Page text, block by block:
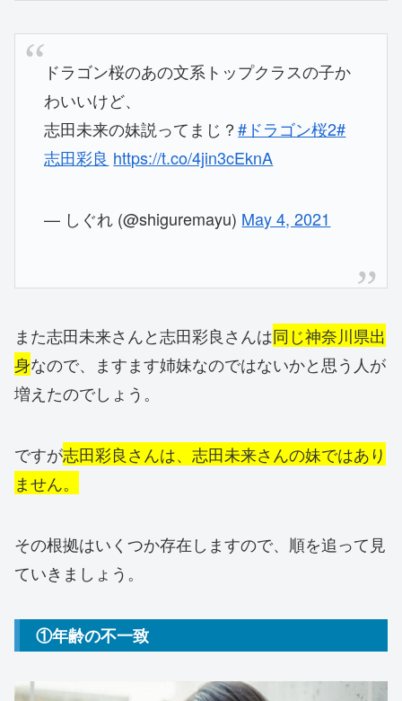
ドラゴン桜のあの文系トップクラスの子か
わいいけど、
志田未来の妹説ってまじ？#ドラゴン桜2#
志田彩良 https://t.co/4jin3cEknA
— しぐれ (@shiguremayu) May 4, 2021
また志田未来さんと志田彩良さんは同じ神奈川県出
身なので、ますます姉妹なのではないかと思う人が
増えたのでしょう。
ですが志田彩良さんは、志田未来さんの妹ではあり
ません。
その根拠はいくつか存在しますので、順を追って見
ていきましょう。
①年齢の不一致